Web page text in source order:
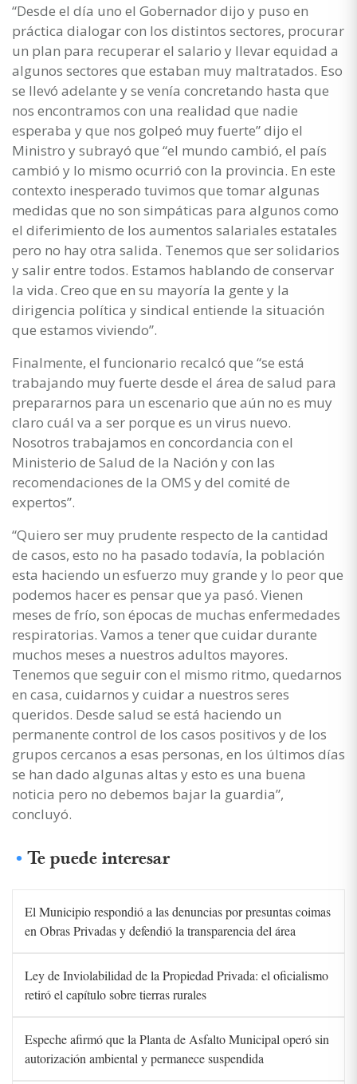
“Desde el día uno el Gobernador dijo y puso en
práctica dialogar con los distintos sectores, procurar
un plan para recuperar el salario y llevar equidad a
algunos sectores que estaban muy maltratados. Eso
se llevó adelante y se venía concretando hasta que
nos encontramos con una realidad que nadie
esperaba y que nos golpeó muy fuerte” dijo el
Ministro y subrayó que “el mundo cambió, el país
cambió y lo mismo ocurrió con la provincia. En este
contexto inesperado tuvimos que tomar algunas
medidas que no son simpáticas para algunos como
el diferimiento de los aumentos salariales estatales
pero no hay otra salida. Tenemos que ser solidarios
y salir entre todos. Estamos hablando de conservar
la vida. Creo que en su mayoría la gente y la
dirigencia política y sindical entiende la situación
que estamos viviendo”.
Finalmente, el funcionario recalcó que “se está
trabajando muy fuerte desde el área de salud para
prepararnos para un escenario que aún no es muy
claro cuál va a ser porque es un virus nuevo.
Nosotros trabajamos en concordancia con el
Ministerio de Salud de la Nación y con las
recomendaciones de la OMS y del comité de
expertos”.
“Quiero ser muy prudente respecto de la cantidad
de casos, esto no ha pasado todavía, la población
esta haciendo un esfuerzo muy grande y lo peor que
podemos hacer es pensar que ya pasó. Vienen
meses de frío, son épocas de muchas enfermedades
respiratorias. Vamos a tener que cuidar durante
muchos meses a nuestros adultos mayores.
Tenemos que seguir con el mismo ritmo, quedarnos
en casa, cuidarnos y cuidar a nuestros seres
queridos. Desde salud se está haciendo un
permanente control de los casos positivos y de los
grupos cercanos a esas personas, en los últimos días
se han dado algunas altas y esto es una buena
noticia pero no debemos bajar la guardia”,
concluyó.
Te puede interesar
El Municipio respondió a las denuncias por presuntas coimas
en Obras Privadas y defendió la transparencia del área
Ley de Inviolabilidad de la Propiedad Privada: el oficialismo
retiró el capítulo sobre tierras rurales
Espeche afirmó que la Planta de Asfalto Municipal operó sin
autorización ambiental y permanece suspendida